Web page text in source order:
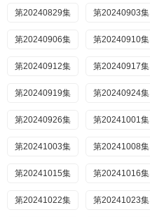
第20240829集 第20240903集
第20240906集 第20240910集
第20240912集 第20240917集
第20240919集 第20240924集
第20240926集 第20241001集
第20241003集 第20241008集
第20241015集 第20241016集
第20241022集 第20241023集